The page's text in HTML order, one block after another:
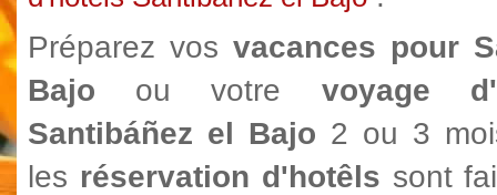
Préparez vos vacances pour
Bajo ou votre voyage
Santibáñez el Bajo 2 ou 3
les réservation d'hotêls sont